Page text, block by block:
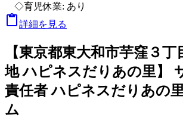
◇育児休業: あり
詳細を見る
【東京都東大和市芋窪３
地 ハピネスだりあの里】
責任者 ハピネスだりあの
ム